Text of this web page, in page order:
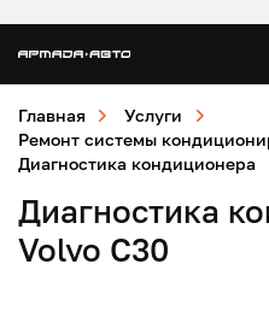
Главная
Услуги
Ремонт системы
Диагностика кондиционера
Диагностика
Volvo C30